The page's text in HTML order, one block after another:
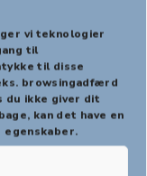
vi teknologier
til
til disse
browsingadfærd
du ikke giver dit
kan det have en
egenskaber.
klik her